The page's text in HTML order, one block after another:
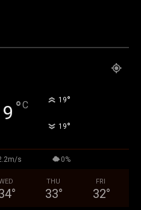
°C 19°
19°
s 0%
°
THU
33°
FRI
32°